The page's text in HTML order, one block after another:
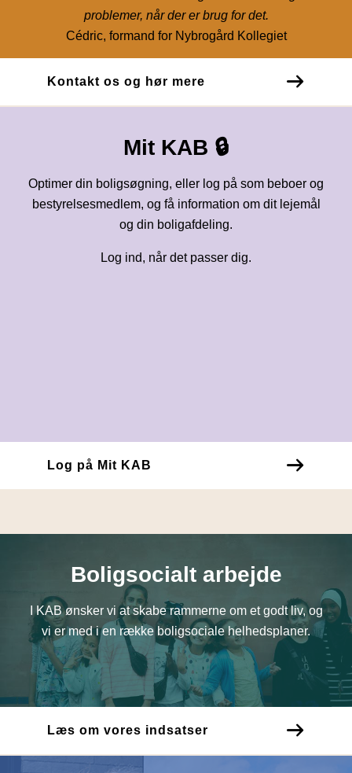
problemer, når der er brug for det.
Cédric, formand for Nybrogård Kollegiet
Kontakt os og hør mere
Mit KAB 🔒
Optimer din boligsøgning, eller log på som beboer og
bestyrelsesmedlem, og få information om dit lejemål
og din boligafdeling.
Log ind, når det passer dig.
Log på Mit KAB
Boligsocialt arbejde
I KAB ønsker vi at skabe rammerne om et godt liv, og
vi er med i en række boligsociale helhedsplaner.
Læs om vores indsatser